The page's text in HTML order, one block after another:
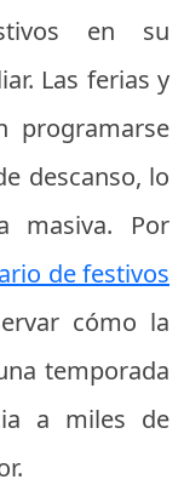
en su
Las ferias y
programarse
descanso, lo
masiva. Por
de festivos
cómo la
temporada
a miles de